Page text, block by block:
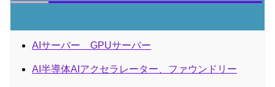
AIサーバー GPUサーバー
AI半導体AIアクセラレーター、ファウンドリー